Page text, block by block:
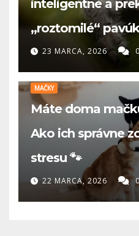
inteligentné a
„roztomilé“
23 MARCA, 2026
MAČKY
Máte doma
Ako ich správne
stresu 🐾
22 MARCA, 2026